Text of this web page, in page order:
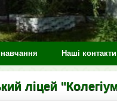
Наші контакти
"Колегіум"